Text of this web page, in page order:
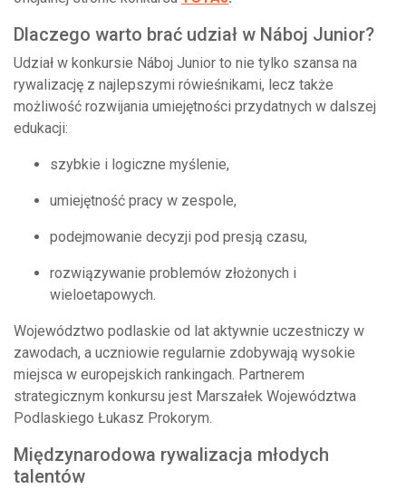
Dlaczego warto brać udział w Náboj Junior?
Udział w konkursie Náboj Junior to nie tylko szansa na
rywalizację z najlepszymi rówieśnikami, lecz także
możliwość rozwijania umiejętności przydatnych w dalszej
edukacji:
szybkie i logiczne myślenie,
umiejętność pracy w zespole,
podejmowanie decyzji pod presją czasu,
rozwiązywanie problemów złożonych i
wieloetapowych.
Województwo podlaskie od lat aktywnie uczestniczy w
zawodach, a uczniowie regularnie zdobywają wysokie
miejsca w europejskich rankingach. Partnerem
strategicznym konkursu jest Marszałek Województwa
Podlaskiego Łukasz Prokorym.
Międzynarodowa rywalizacja młodych
talentów